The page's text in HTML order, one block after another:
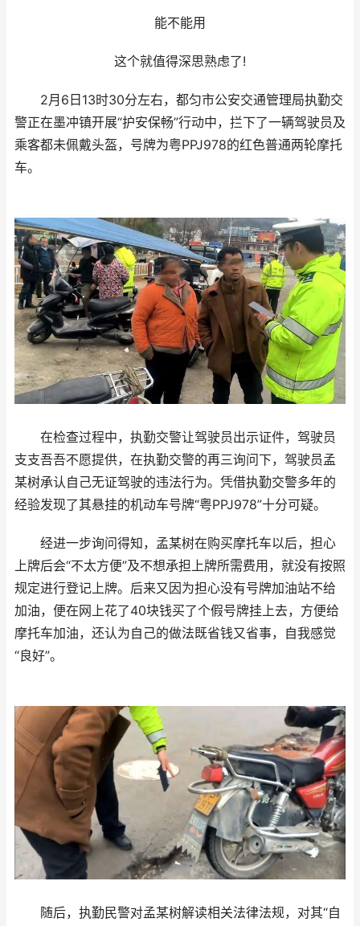
能不能用
这个就值得深思熟虑了!
2月6日13时30分左右，都匀市公安交通管理局执勤交
警正在墨冲镇开展“护安保畅”行动中，拦下了一辆驾驶员及
乘客都未佩戴头盔，号牌为粤PPJ978的红色普通两轮摩托
车。
在检查过程中，执勤交警让驾驶员出示证件，驾驶员
支支吾吾不愿提供，在执勤交警的再三询问下，驾驶员孟
某树承认自己无证驾驶的违法行为。凭借执勤交警多年的
经验发现了其悬挂的机动车号牌“粤PPJ978”十分可疑。
经进一步询问得知，孟某树在购买摩托车以后，担心
上牌后会“不太方便”及不想承担上牌所需费用，就没有按照
规定进行登记上牌。后来又因为担心没有号牌加油站不给
加油，便在网上花了40块钱买了个假号牌挂上去，方便给
摩托车加油，还认为自己的做法既省钱又省事，自我感觉
“良好”。
随后，执勤民警对孟某树解读相关法律法规，对其“自